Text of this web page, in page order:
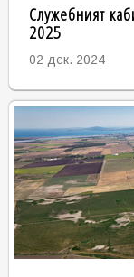
Служебният
2025
02 дек. 2024